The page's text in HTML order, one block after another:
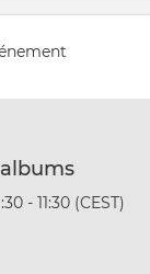
- 11:30 (CEST)